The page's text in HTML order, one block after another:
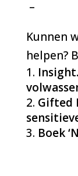
–
Kunnen
helpen?
Gifted
Boek